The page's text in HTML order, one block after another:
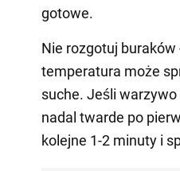
gotowe.
Nie rozgotuj buraków
temperatura może
suche. Jeśli
nadal twarde po
kolejne 1-2 minuty i